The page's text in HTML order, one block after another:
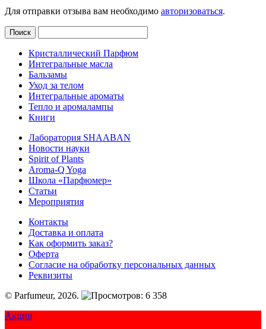
Для отправки отзыва вам необходимо авторизоваться.
Кристаллический Парфюм
Интегральные масла
Бальзамы
Уход за телом
Интегральные ароматы
Тепло и аромалампы
Книги
Лаборатория SHAABAN
Новости науки
Spirit of Plants
Aroma-Q Yoga
Школа «Парфюмер»
Статьи
Мероприятия
Контакты
Доставка и оплата
Как оформить заказ?
Оферта
Согласие на обработку персональных данных
Реквизиты
© Parfumeur, 2026.
6 358
Акции